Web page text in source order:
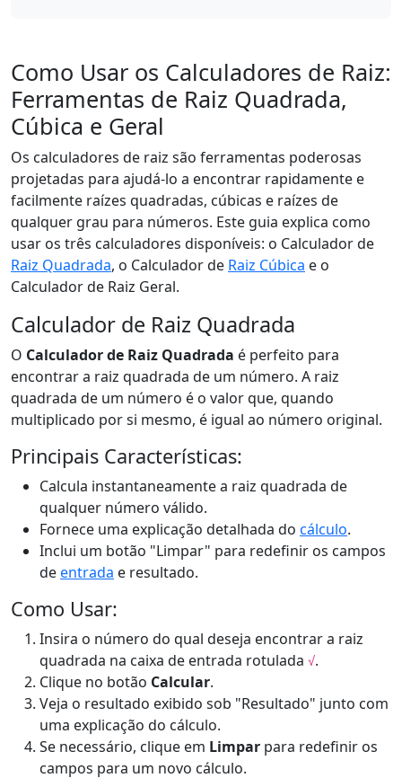
Como Usar os Calculadores de Raiz:
Ferramentas de Raiz Quadrada,
Cúbica e Geral
Os calculadores de raiz são ferramentas poderosas
projetadas para ajudá-lo a encontrar rapidamente e
facilmente raízes quadradas, cúbicas e raízes de
qualquer grau para números. Este guia explica como
usar os três calculadores disponíveis: o Calculador de
Raiz Quadrada, o Calculador de Raiz Cúbica e o
Calculador de Raiz Geral.
Calculador de Raiz Quadrada
O Calculador de Raiz Quadrada é perfeito para
encontrar a raiz quadrada de um número. A raiz
quadrada de um número é o valor que, quando
multiplicado por si mesmo, é igual ao número original.
Principais Características:
Calcula instantaneamente a raiz quadrada de
qualquer número válido.
Fornece uma explicação detalhada do cálculo.
Inclui um botão "Limpar" para redefinir os campos
deentrada e resultado.
Como Usar:
Insira o número do qual deseja encontrar a raiz
quadrada na caixa de entrada rotulada √.
Clique no botão Calcular.
Veja o resultado exibido sob "Resultado" junto com
uma explicação do cálculo.
Se necessário, clique em Limpar para redefinir os
campos para um novo cálculo.